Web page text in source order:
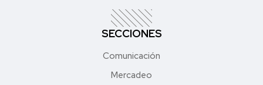
SECCIONES
Comunicación
Mercadeo